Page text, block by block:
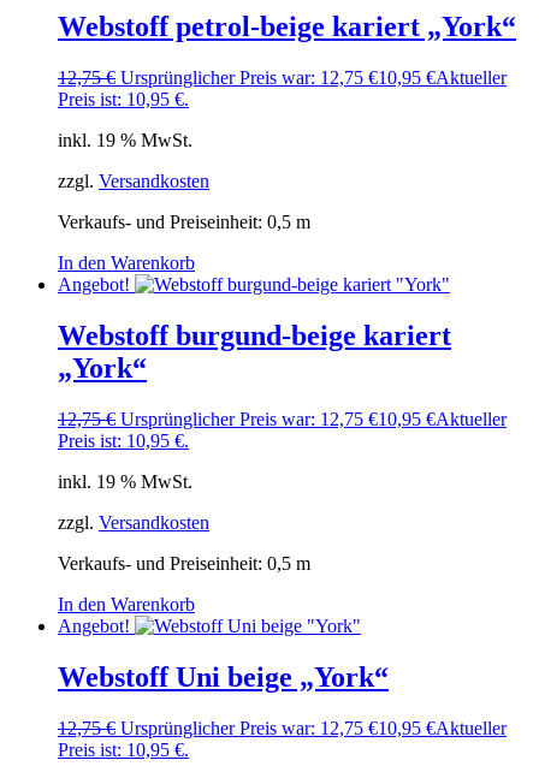
Webstoff petrol-beige kariert „York“
12,75€ Ursprünglicher Preis war: 12,75 €10,95 €Aktueller
Preis ist: 10,95 €.
inkl. 19 % MwSt.
zzgl. Versandkosten
Verkaufs- und Preiseinheit: 0,5 m
In den Warenkorb
Angebot!
Webstoff burgund-beige kariert
„York“
12,75€ Ursprünglicher Preis war: 12,75 €10,95 €Aktueller
Preis ist: 10,95 €.
inkl. 19 % MwSt.
zzgl. Versandkosten
Verkaufs- und Preiseinheit: 0,5 m
In den Warenkorb
Angebot!
Webstoff Uni beige „York“
12,75€ Ursprünglicher Preis war: 12,75 €10,95 €Aktueller
Preis ist: 10,95 €.